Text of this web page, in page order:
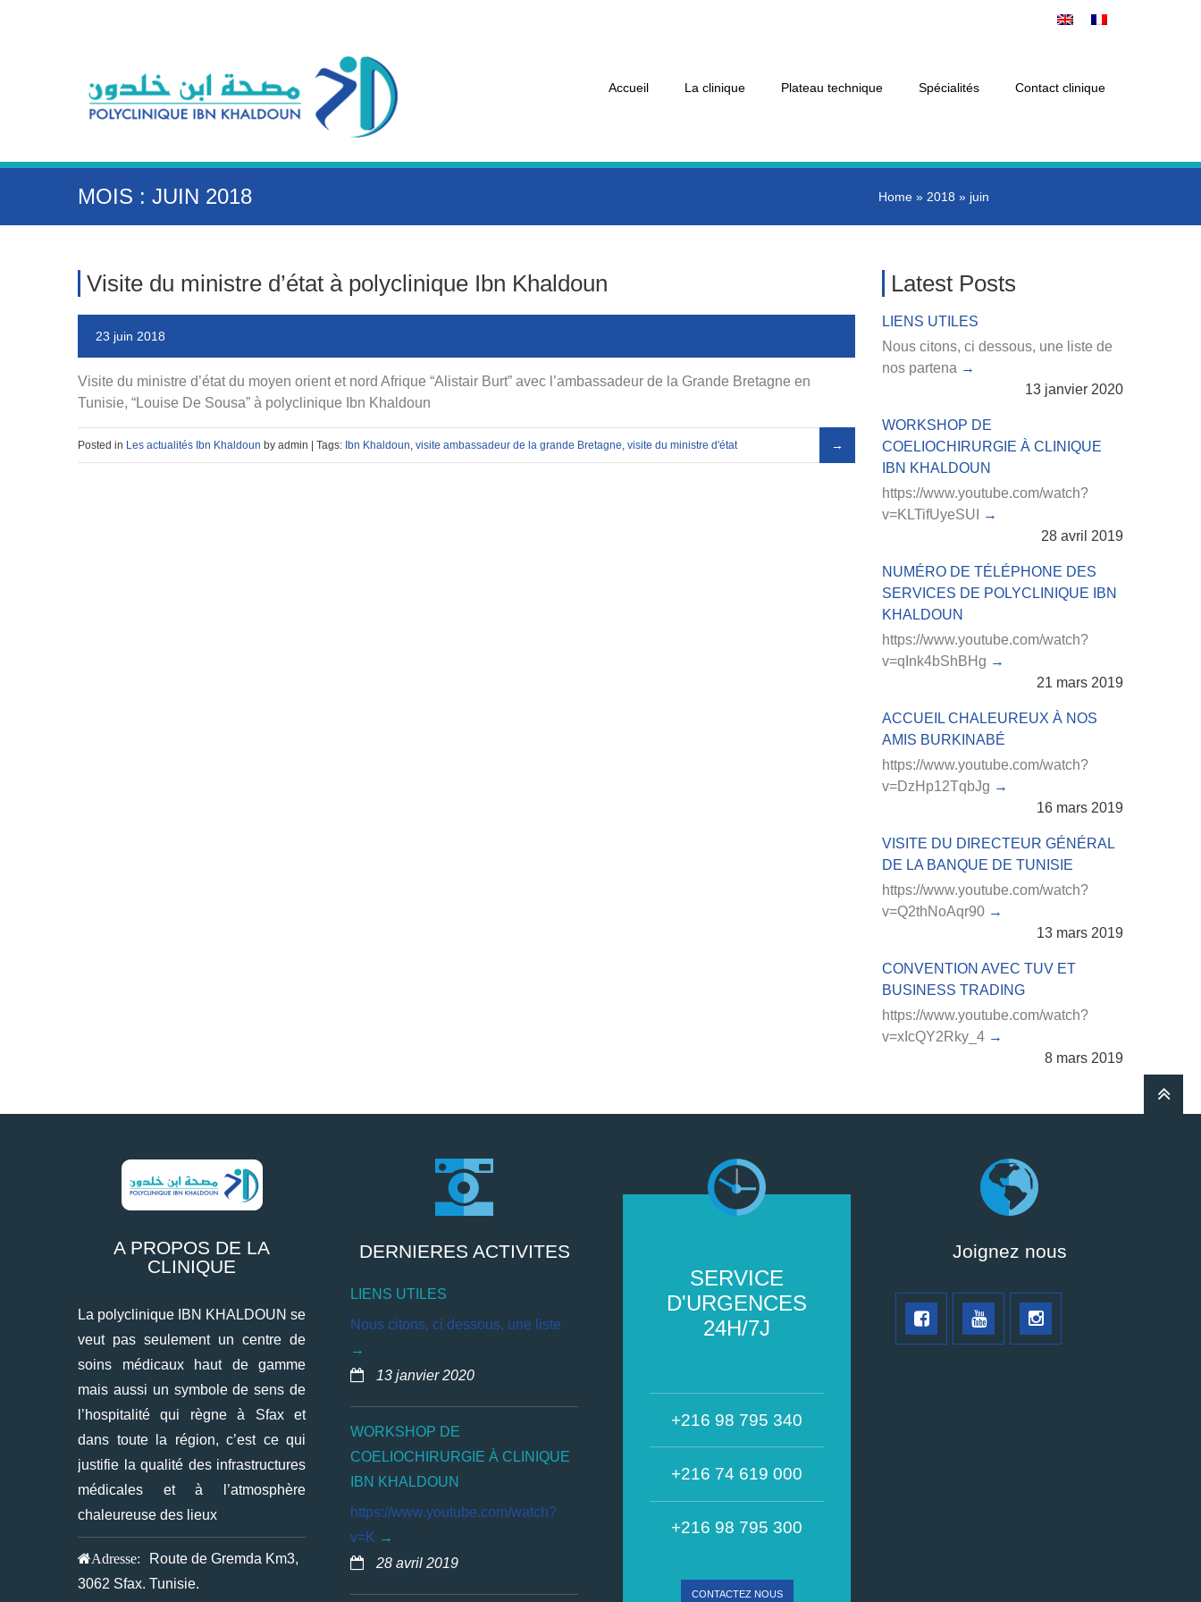
Accueil La clinique Plateau technique Spécialités Contact clinique
MOIS : JUIN 2018 Home » 2018 » juin
Latest Posts
LIENS UTILES
Nous citons, ci dessous, une liste de
nos partena
13 janvier 2020
WORKSHOP DE
COELIOCHIRURGIE À CLINIQUE
IBN KHALDOUN
https://www.youtube.com/watch?
v=KLTifUyeSUI
28 avril 2019
NUMÉRO DE TÉLÉPHONE DES
SERVICES DE POLYCLINIQUE IBN
KHALDOUN
https://www.youtube.com/watch?
v=qInk4bShBHg
21 mars 2019
ACCUEIL CHALEUREUX À NOS
AMIS BURKINABÉ
https://www.youtube.com/watch?
v=DzHp12TqbJg
16 mars 2019
VISITE DU DIRECTEUR GÉNÉRAL
DE LA BANQUE DE TUNISIE
https://www.youtube.com/watch?
v=Q2thNoAqr90
13 mars 2019
CONVENTION AVEC TUV ET
BUSINESS TRADING
https://www.youtube.com/watch?
v=xIcQY2Rky_4
8 mars 2019
Visite du ministre d’état à polyclinique Ibn Khaldoun
23 juin 2018
Visite du ministre d’état du moyen orient et nord Afrique “Alistair Burt” avec l’ambassadeur de la Grande Bretagne en
Tunisie, “Louise De Sousa” à polyclinique Ibn Khaldoun
Posted in Les actualités Ibn Khaldoun by admin | Tags: Ibn Khaldoun, visite ambassadeur de la grande Bretagne, visite du ministre d'état
A PROPOS DE LA
CLINIQUE
La polyclinique IBN KHALDOUN se
veut pas seulement un centre de
soins médicaux haut de gamme
mais aussi un symbole de sens de
l’hospitalité qui règne à Sfax et
dans toute la région, c’est ce qui
justifie la qualité des infrastructures
médicales et à l’atmosphère
chaleureuse des lieux
Adresse:
Route de Gremda Km3,
3062 Sfax. Tunisie.
DERNIERES ACTIVITES
LIENS UTILES
Nous citons, ci dessous, une liste
13 janvier 2020
WORKSHOP DE
COELIOCHIRURGIE À CLINIQUE
IBN KHALDOUN
https://www.youtube.com/watch?
v=K
28 avril 2019
SERVICE
D'URGENCES
24H/7J
+216 98 795 340
+216 74 619 000
+216 98 795 300
CONTACTEZ NOUS
Joignez nous